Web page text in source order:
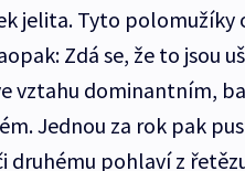
jelita. Tyto polomužíky
Zdá se, že to jsou
vztahu dominantním,
Jednou za rok pak
druhému pohlaví z